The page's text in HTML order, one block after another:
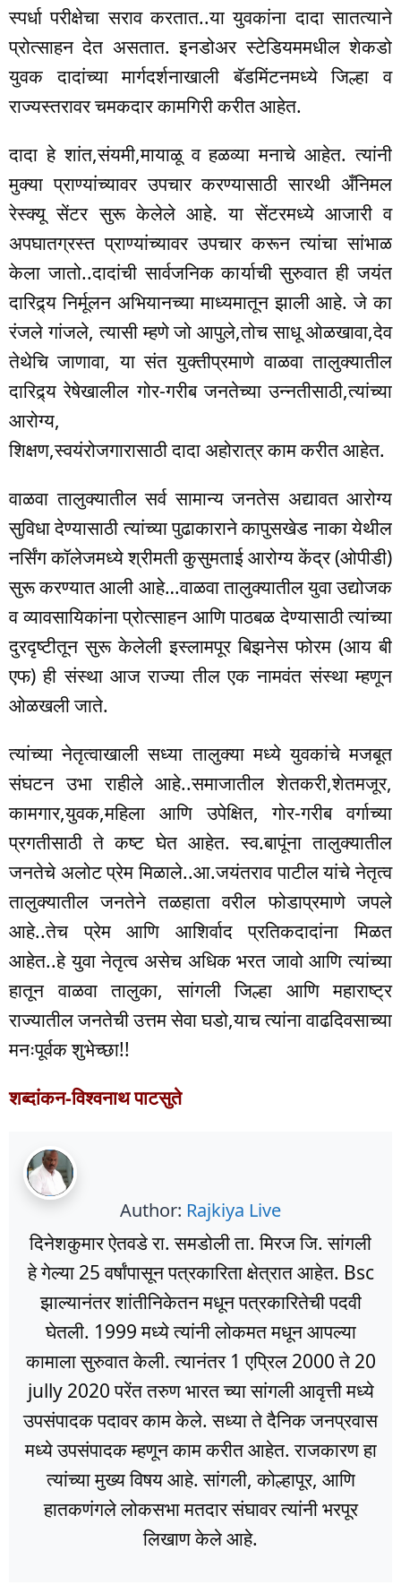
स्पर्धा परीक्षेचा सराव करतात..या युवकांना दादा सातत्याने
प्रोत्साहन देत असतात. इनडोअर स्टेडियममधील शेकडो
युवक दादांच्या मार्गदर्शनाखाली बॅडमिंटनमध्ये जिल्हा व
राज्यस्तरावर चमकदार कामगिरी करीत आहेत.
दादा हे शांत,संयमी,मायाळू व हळव्या मनाचे आहेत. त्यांनी
मुक्या प्राण्यांच्यावर उपचार करण्यासाठी सारथी अँनिमल
रेस्क्यू सेंटर सुरू केलेले आहे. या सेंटरमध्ये आजारी व
अपघातग्रस्त प्राण्यांच्यावर उपचार करून त्यांचा सांभाळ
केला जातो..दादांची सार्वजनिक कार्याची सुरुवात ही जयंत
दारिद्र्य निर्मूलन अभियानच्या माध्यमातून झाली आहे. जे का
रंजले गांजले, त्यासी म्हणे जो आपुले,तोच साधू ओळखावा,देव
तेथेचि जाणावा, या संत युक्तीप्रमाणे वाळवा तालुक्यातील
दारिद्र्य रेषेखालील गोर-गरीब जनतेच्या उन्नतीसाठी,त्यांच्या
आरोग्य,
शिक्षण,स्वयंरोजगारासाठी दादा अहोरात्र काम करीत आहेत.
वाळवा तालुक्यातील सर्व सामान्य जनतेस अद्यावत आरोग्य
सुविधा देण्यासाठी त्यांच्या पुढाकाराने कापुसखेड नाका येथील
नर्सिंग कॉलेजमध्ये श्रीमती कुसुमताई आरोग्य केंद्र (ओपीडी)
सुरू करण्यात आली आहे…वाळवा तालुक्यातील युवा उद्योजक
व व्यावसायिकांना प्रोत्साहन आणि पाठबळ देण्यासाठी त्यांच्या
दुरदृष्टीतून सुरू केलेली इस्लामपूर बिझनेस फोरम (आय बी
एफ) ही संस्था आज राज्या तील एक नामवंत संस्था म्हणून
ओळखली जाते.
त्यांच्या नेतृत्वाखाली सध्या तालुक्या मध्ये युवकांचे मजबूत
संघटन उभा राहीले आहे..समाजातील शेतकरी,शेतमजूर,
कामगार,युवक,महिला आणि उपेक्षित, गोर-गरीब वर्गाच्या
प्रगतीसाठी ते कष्ट घेत आहेत. स्व.बापूंना तालुक्यातील
जनतेचे अलोट प्रेम मिळाले..आ.जयंतराव पाटील यांचे नेतृत्व
तालुक्यातील जनतेने तळहाता वरील फोडाप्रमाणे जपले
आहे..तेच प्रेम आणि आशिर्वाद प्रतिकदादांना मिळत
आहेत..हे युवा नेतृत्व असेच अधिक भरत जावो आणि त्यांच्या
हातून वाळवा तालुका, सांगली जिल्हा आणि महाराष्ट्र
राज्यातील जनतेची उत्तम सेवा घडो,याच त्यांना वाढदिवसाच्या
मनःपूर्वक शुभेच्छा!!
शब्दांकन-विश्वनाथ पाटसुते
Author: Rajkiya Live
दिनेशकुमार ऐतवडे रा. समडोली ता. मिरज जि. सांगली
हे गेल्या 25 वर्षांपासून पत्रकारिता क्षेत्रात आहेत. Bsc
झाल्यानंतर शांतीनिकेतन मधून पत्रकारितेची पदवी
घेतली. 1999 मध्ये त्यांनी लोकमत मधून आपल्या
कामाला सुरुवात केली. त्यानंतर 1 एप्रिल 2000 ते 20
jully 2020 परेंत तरुण भारत च्या सांगली आवृत्ती मध्ये
उपसंपादक पदावर काम केले. सध्या ते दैनिक जनप्रवास
मध्ये उपसंपादक म्हणून काम करीत आहेत. राजकारण हा
त्यांच्या मुख्य विषय आहे. सांगली, कोल्हापूर, आणि
हातकणंगले लोकसभा मतदार संघावर त्यांनी भरपूर
लिखाण केले आहे.